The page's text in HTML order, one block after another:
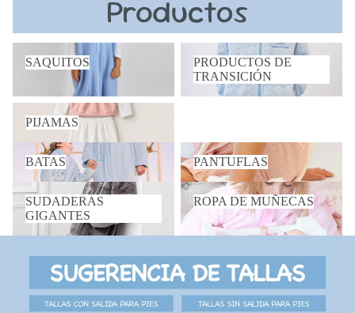
SAQUITOS
SAQUITOS
PRODUCTOS DE
TRANSICIÓN
PRODUCTOS DE
TRANSICIÓN
PIJAMAS
BATAS
BATAS
PANTUFLAS
PANTUFLAS
SUDADERAS GIGANTES
SUDADERAS
GIGANTES
ROPA DE MUÑECAS
ROPA DE MUÑECAS